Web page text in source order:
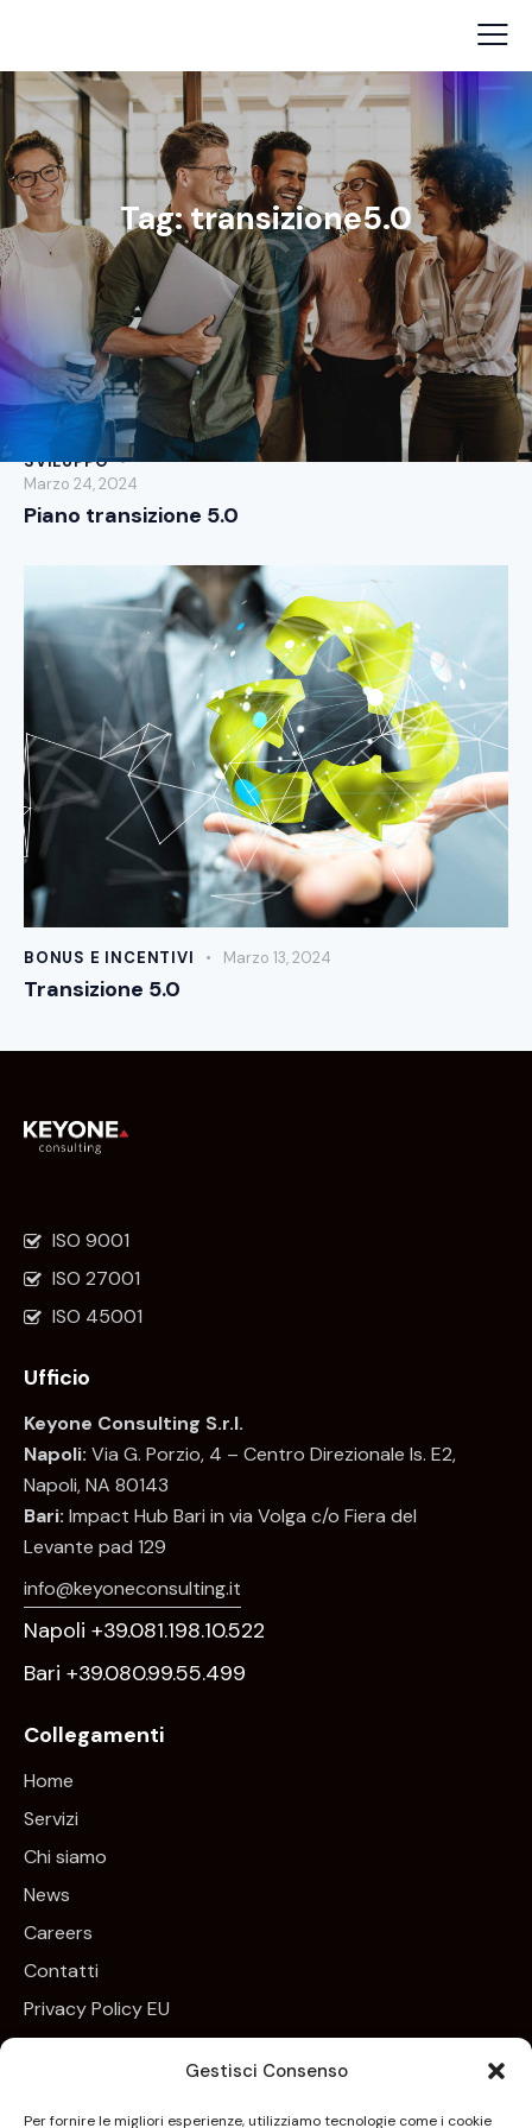
Gestisci Consenso
Per fornire le migliori esperienze, utilizziamo tecnologie come i cookie
Tag: transizione5.0
BONUS E INCENTIVI,DIGITALIZZAZIONE PMI , RICERCA E
SVILUPPO
Marzo 24, 2024
Piano transizione 5.0
BONUS E INCENTIVI Marzo 13, 2024
Transizione 5.0
ISO 9001
ISO 27001
ISO 45001
Ufficio
Keyone Consulting S.r.l.
Napoli: Via G. Porzio, 4 – Centro Direzionale Is. E2,
Napoli, NA 80143
Bari: Impact Hub Bari in via Volga c/o Fiera del
Levante pad 129
info@keyoneconsulting.it
Napoli +39.081.198.10.522
Bari +39.080.99.55.499
Collegamenti
Home
Servizi
Chi siamo
News
Careers
Contatti
Privacy Policy EU
Cookie Policy EU